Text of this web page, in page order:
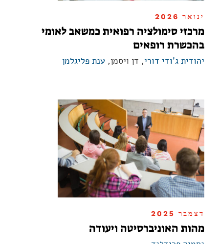
ינואר 2026
מרכזי סימולציה רפואית כמשאב לאומי
בהכשרת רופאים
יהודית ג'ודי דורי, דן ויסמן, ענת פליגלמן
דצמבר 2025
מהות האוניברסיטה ויעודה